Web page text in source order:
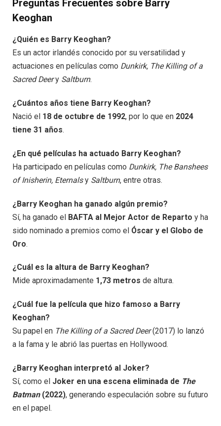
Preguntas Frecuentes sobre Barry
Keoghan
¿Quién es Barry Keoghan?
Es un actor irlandés conocido por su versatilidad y
actuaciones en películas como Dunkirk, The Killing of a
Sacred Deery Saltburn.
¿Cuántos años tiene Barry Keoghan?
Nació el 18 de octubre de 1992, por lo que en 2024
tiene 31 años.
¿En qué películas ha actuado Barry Keoghan?
Ha participado en películas como Dunkirk, The Banshees
of Inisherin, Eternalsy Saltburn, entre otras.
¿Barry Keoghan ha ganado algún premio?
Sí, ha ganado el BAFTA al Mejor Actor de Reparto y ha
sido nominado a premios como el Óscar y el Globo de
Oro.
¿Cuál es la altura de Barry Keoghan?
Mide aproximadamente 1,73 metros de altura.
¿Cuál fue la película que hizo famoso a Barry
Keoghan?
Su papel en The Killing of a Sacred Deer(2017) lo lanzó
a la fama y le abrió las puertas en Hollywood.
¿Barry Keoghan interpretó al Joker?
Sí, como el Joker en una escena eliminada de The
Batman(2022), generando especulación sobre su futuro
en el papel.